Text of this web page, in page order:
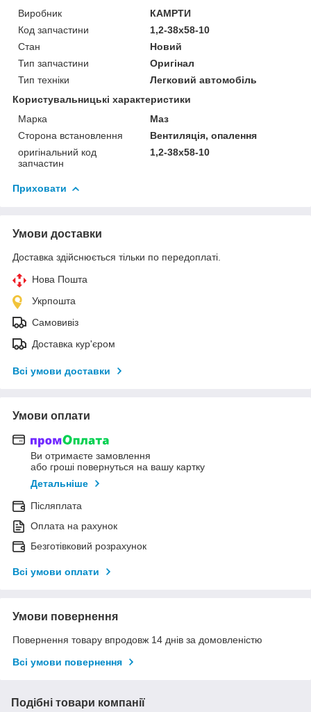
Виробник
КАМРТИ
Код запчастини
1,2-38x58-10
Стан
Новий
Тип запчастини
Оригінал
Тип техніки
Легковий автомобіль
Користувальницькі характеристики
Марка
Маз
Сторона встановлення
Вентиляція, опалення
оригінальний код
запчастин
1,2-38x58-10
Приховати
Умови доставки
Доставка здійснюється тільки по передоплаті.
Нова Пошта
Укрпошта
Самовивіз
Доставка кур'єром
Всі умови доставки
Умови оплати
Ви отримаєте замовлення
або гроші повернуться на вашу картку
Детальніше
Післяплата
Оплата на рахунок
Безготівковий розрахунок
Всі умови оплати
Умови повернення
Повернення товару впродовж 14 днів за домовленістю
Всі умови повернення
Подібні товари компанії